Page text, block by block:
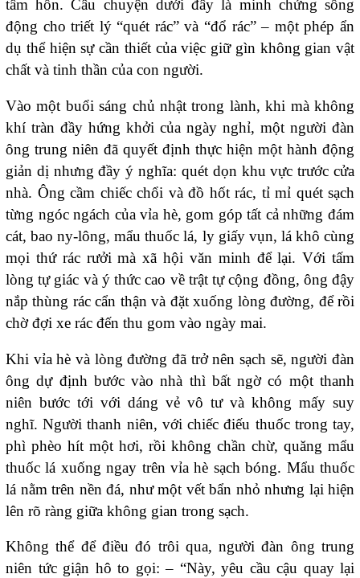
tâm hồn. Câu chuyện dưới đây là minh chứng sống
động cho triết lý “quét rác” và “đổ rác” – một phép ẩn
dụ thể hiện sự cần thiết của việc giữ gìn không gian vật
chất và tinh thần của con người.
Vào một buổi sáng chủ nhật trong lành, khi mà không
khí tràn đầy hứng khởi của ngày nghỉ, một người đàn
ông trung niên đã quyết định thực hiện một hành động
giản dị nhưng đầy ý nghĩa: quét dọn khu vực trước cửa
nhà. Ông cầm chiếc chổi và đồ hốt rác, tỉ mỉ quét sạch
từng ngóc ngách của vỉa hè, gom góp tất cả những đám
cát, bao ny-lông, mẩu thuốc lá, ly giấy vụn, lá khô cùng
mọi thứ rác rưởi mà xã hội văn minh để lại. Với tấm
lòng tự giác và ý thức cao về trật tự cộng đồng, ông đậy
nắp thùng rác cẩn thận và đặt xuống lòng đường, để rồi
chờ đợi xe rác đến thu gom vào ngày mai.
Khi vỉa hè và lòng đường đã trở nên sạch sẽ, người đàn
ông dự định bước vào nhà thì bất ngờ có một thanh
niên bước tới với dáng vẻ vô tư và không mấy suy
nghĩ. Người thanh niên, với chiếc điếu thuốc trong tay,
phì phèo hít một hơi, rồi không chần chừ, quăng mẩu
thuốc lá xuống ngay trên vỉa hè sạch bóng. Mẩu thuốc
lá nằm trên nền đá, như một vết bẩn nhỏ nhưng lại hiện
lên rõ ràng giữa không gian trong sạch.
Không thể để điều đó trôi qua, người đàn ông trung
niên tức giận hô to gọi: – “Này, yêu cầu cậu quay lại